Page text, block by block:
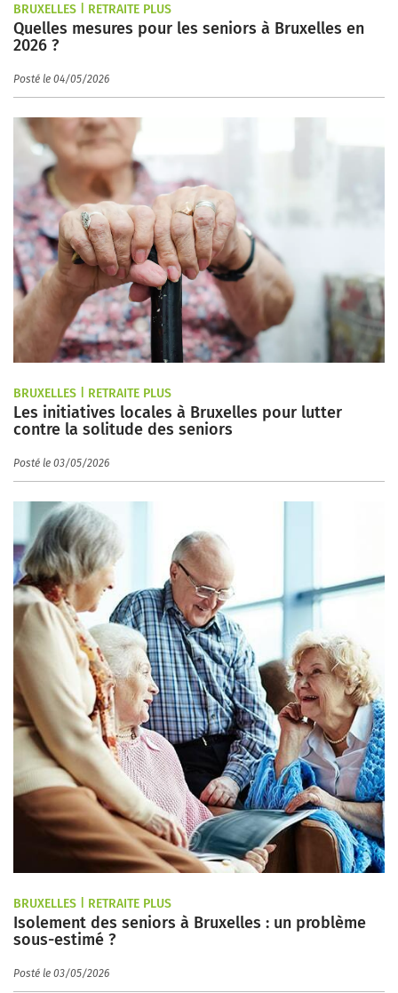
BRUXELLES | RETRAITE PLUS
Quelles mesures pour les seniors à Bruxelles en
2026 ?
Posté le 04/05/2026
BRUXELLES | RETRAITE PLUS
Les initiatives locales à Bruxelles pour lutter
contre la solitude des seniors
Posté le 03/05/2026
BRUXELLES | RETRAITE PLUS
Isolement des seniors à Bruxelles : un problème
sous-estimé ?
Posté le 03/05/2026